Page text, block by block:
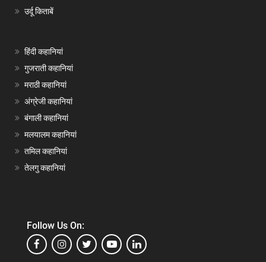
उर्दू किताबें
हिंदी कहानियां
गुजराती कहानियां
मराठी कहानियां
अंग्रेजी कहानियां
बंगाली कहानियां
मलयालम कहानियां
तमिल कहानियां
तेलगु कहानियां
Follow Us On: